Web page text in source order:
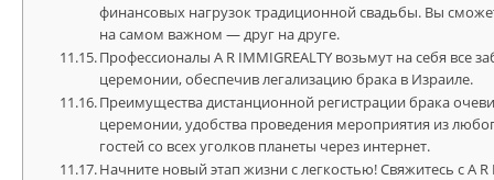
финансовых нагрузок традиционной свадьбы. Вы
на самом важном — друг на друге.
Профессионалы A R IMMIGREALTY возьмут на себя все
церемонии, обеспечив легализацию брака в Израиле.
Преимущества дистанционной регистрации брака
церемонии, удобства проведения мероприятия из
гостей со всех уголков планеты через интернет.
Начните новый этап жизни с легкостью! Свяжитесь с A